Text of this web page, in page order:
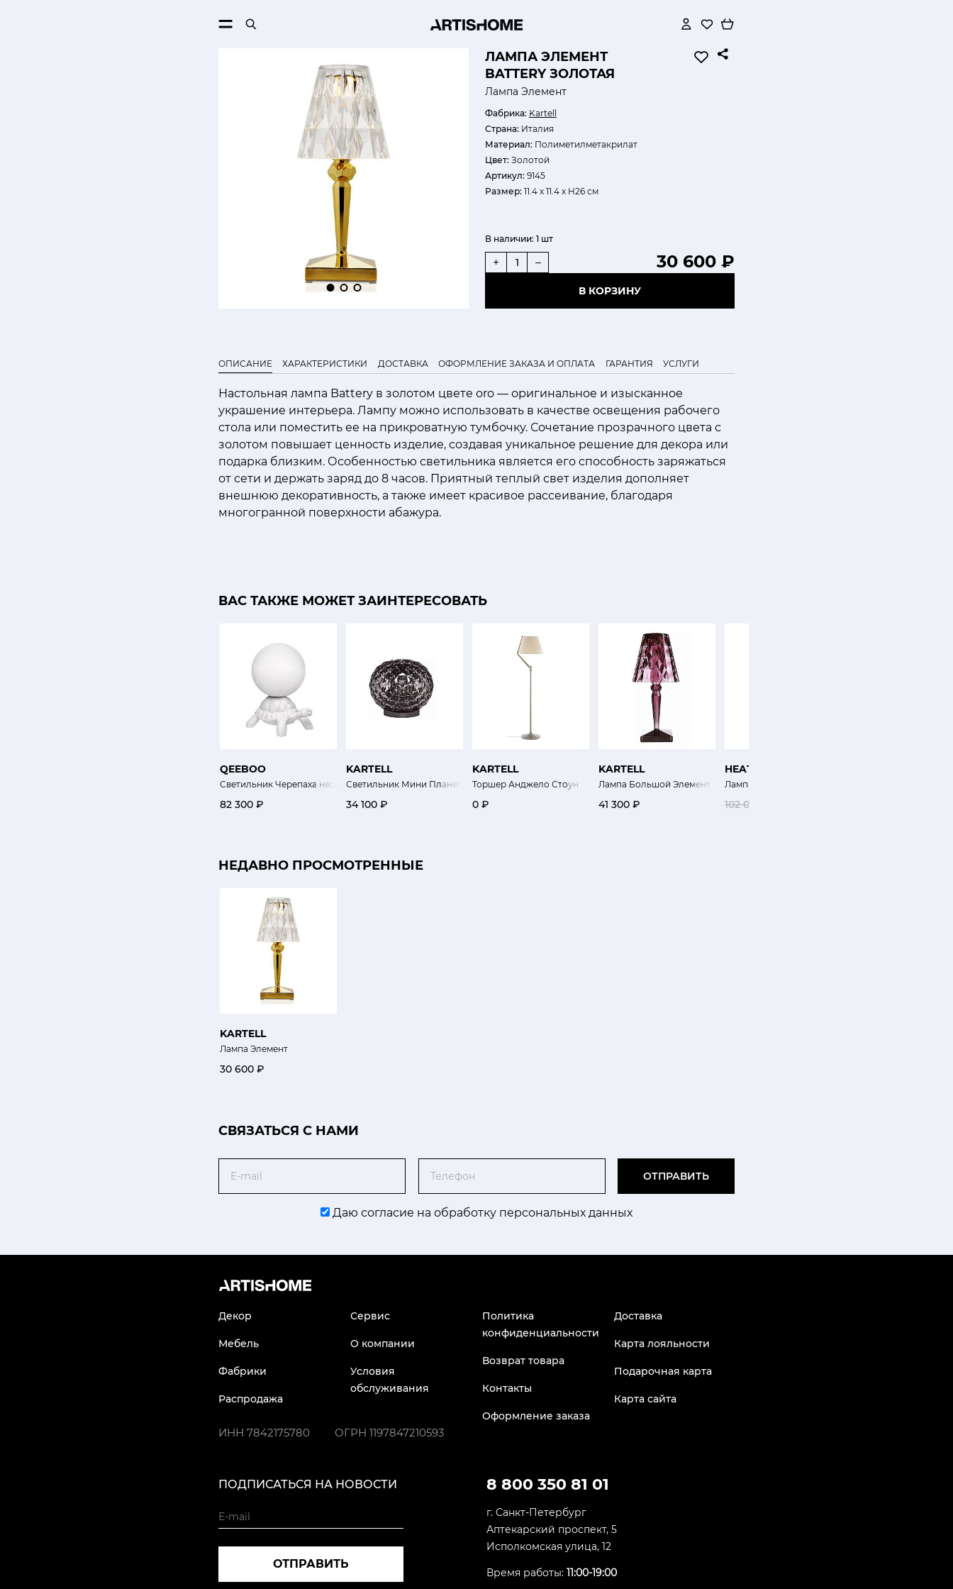
ЛАМПА ЭЛЕМЕНТ
BATTERY ЗОЛОТАЯ
Лампа Элемент
Фабрика: Kartell
Страна: Италия
Материал: Полиметилметакрилат
Цвет: Золотой
Артикул: 9145
Размер: 11.4 х 11.4 х H26 см
В наличии: 1 шт
30 600 ₽
+ –
В КОРЗИНУ
ОПИСАНИЕ ХАРАКТЕРИСТИКИ ДОСТАВКА ОФОРМЛЕНИЕ ЗАКАЗА И ОПЛАТА ГАРАНТИЯ УСЛУГИ
Настольная лампа Battery в золотом цвете oro — оригинальное и изысканное
украшение интерьера. Лампу можно использовать в качестве освещения рабочего
стола или поместить ее на прикроватную тумбочку. Сочетание прозрачного цвета с
золотом повышает ценность изделие, создавая уникальное решение для декора или
подарка близким. Особенностью светильника является его способность заряжаться
от сети и держать заряд до 8 часов. Приятный теплый свет изделия дополняет
внешнюю декоративность, а также имеет красивое рассеивание, благодаря
многогранной поверхности абажура.
ВАС ТАКЖЕ МОЖЕТ ЗАИНТЕРЕСОВАТЬ
QEEBOO
Светильник Черепаха несет лампу
82 300 ₽
KARTELL
Светильник Мини Планета
34 100 ₽
KARTELL
Торшер Анджело Стоун
0 ₽
KARTELL
Лампа Большой Элемент
41 300 ₽
HEATHFIELD CO
Лампа Бильбао
102 000 ₽
НЕДАВНО ПРОСМОТРЕННЫЕ
KARTELL
Лампа Элемент
30 600 ₽
CВЯЗАТЬСЯ С НАМИ
ОТПРАВИТЬ
Даю согласие на обработку персональных данных
Декор
Мебель
Фабрики
Распродажа
Сервис
О компании
Условия
обслуживания
Политика
конфиденциальности
Возврат товара
Контакты
Оформление заказа
Доставка
Карта лояльности
Подарочная карта
Карта сайта
ИНН 7842175780 ОГРН 1197847210593
8 800 350 81 01
г. Санкт-Петербург
Аптекарский проспект, 5
Исполкомская улица, 12
Время работы: 11:00-19:00
ПОДПИСАТЬСЯ НА НОВОСТИ
ОТПРАВИТЬ